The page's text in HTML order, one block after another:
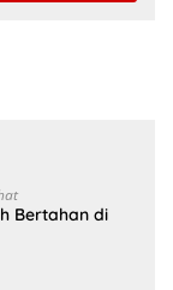
Bertahan di